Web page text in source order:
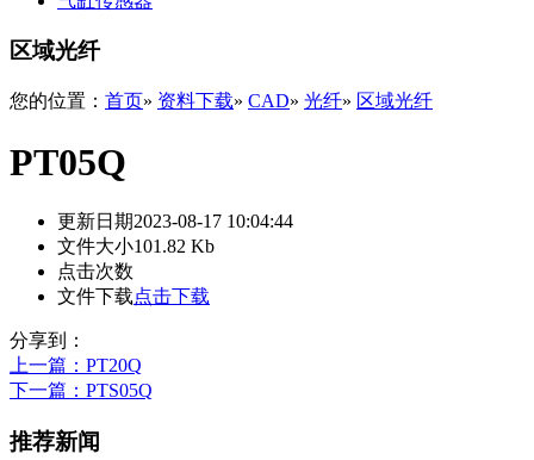
区域光纤
您的位置： 首页» 资料下载» CAD» 光纤» 区域光纤
PT05Q
更新日期2023-08-17 10:04:44
文件大小101.82 Kb
点击次数
文件下载点击下载
分享到：
上一篇 ：PT20Q
下一篇 ：PTS05Q
推荐新闻